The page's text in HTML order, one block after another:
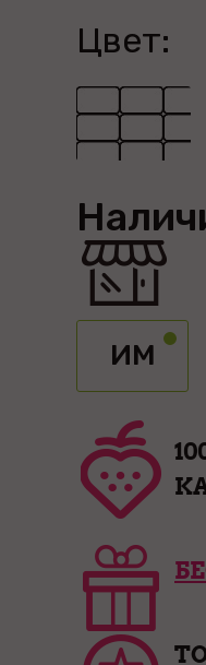
Цвет:
ИМ